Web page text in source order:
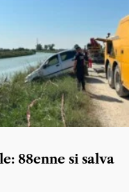
88enne si salva